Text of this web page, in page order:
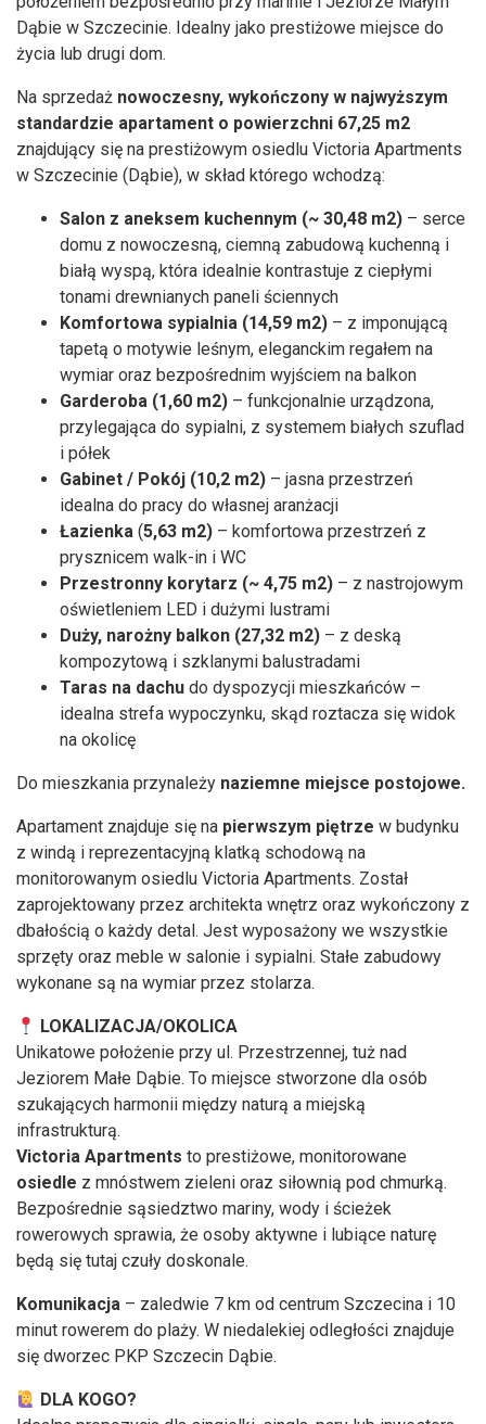
Dąbie w Szczecinie. Idealny jako prestiżowe miejsce do
życia lub drugi dom.
Na sprzedaż nowoczesny, wykończony w najwyższym
standardzie apartament o powierzchni 67,25 m2
znajdujący się na prestiżowym osiedlu Victoria Apartments
w Szczecinie (Dąbie), w skład którego wchodzą:
Salon z aneksem kuchennym (~ 30,48 m2) – serce
domu z nowoczesną, ciemną zabudową kuchenną i
białą wyspą, która idealnie kontrastuje z ciepłymi
tonami drewnianych paneli ściennych
Komfortowa sypialnia (14,59 m2) – z imponującą
tapetą o motywie leśnym, eleganckim regałem na
wymiar oraz bezpośrednim wyjściem na balkon
Garderoba (1,60 m2) – funkcjonalnie urządzona,
przylegająca do sypialni, z systemem białych szuflad
i półek
Gabinet / Pokój (10,2 m2) – jasna przestrzeń
idealna do pracy do własnej aranżacji
Łazienka (5,63 m2) – komfortowa przestrzeń z
prysznicem walk-in i WC
Przestronny korytarz (~ 4,75 m2) – z nastrojowym
oświetleniem LED i dużymi lustrami
Duży, narożny balkon (27,32 m2) – z deską
kompozytową i szklanymi balustradami
Taras na dachu do dyspozycji mieszkańców –
idealna strefa wypoczynku, skąd roztacza się widok
na okolicę
Do mieszkania przynależy naziemne miejsce postojowe.
Apartament znajduje się na pierwszym piętrze w budynku
z windą i reprezentacyjną klatką schodową na
monitorowanym osiedlu Victoria Apartments. Został
zaprojektowany przez architekta wnętrz oraz wykończony z
dbałością o każdy detal. Jest wyposażony we wszystkie
sprzęty oraz meble w salonie i sypialni. Stałe zabudowy
wykonane są na wymiar przez stolarza.
LOKALIZACJA/OKOLICA
Unikatowe położenie przy ul. Przestrzennej, tuż nad
Jeziorem Małe Dąbie. To miejsce stworzone dla osób
szukających harmonii między naturą a miejską
infrastrukturą.
Victoria Apartments to prestiżowe, monitorowane
osiedle z mnóstwem zieleni oraz siłownią pod chmurką.
Bezpośrednie sąsiedztwo mariny, wody i ścieżek
rowerowych sprawia, że osoby aktywne i lubiące naturę
będą się tutaj czuły doskonale.
Komunikacja – zaledwie 7 km od centrum Szczecina i 10
minut rowerem do plaży. W niedalekiej odległości znajduje
się dworzec PKP Szczecin Dąbie.
DLA KOGO?